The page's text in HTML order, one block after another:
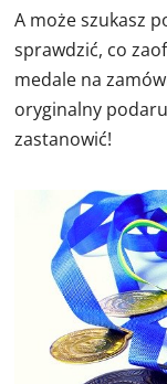
A może szukasz
sprawdzić, co
medale na
oryginalny
zastanowić!